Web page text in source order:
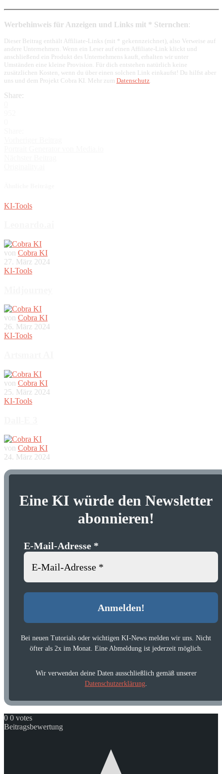
Werbehinweis für Anzeigen und Links mit * Sternchen:
Dieser Beitrag enthält Affiliate-Links (mit * gekennzeichnet), also Verweise auf
andere Unternehmen. Wenn ein Leser auf einen Affiliate-Link klickt und
anschließend ein Produkt des Unternehmens kauft, erhalten wir unter
Umständen eine kleine Provision. Für dich entstehen natürlich keine
zusätzlichen Kosten, wenn du über einen solchen Link einkaufst! Du hilfst aber
uns und dem Projekt Cobra KI. Mehr zum Datenschutz.
Share:
KI-Tools
von Cobra KI
27. März 2024
KI-Tools
von Cobra KI
26. März 2024
KI-Tools
von Cobra KI
25. März 2024
KI-Tools
von Cobra KI
24. März 2024
Eine KI würde den Newsletter
abonnieren!
E-Mail-Adresse *
Bei neuen Tutorials oder wichtigen KI-News melden wir uns. Nicht
öfter als 2x im Monat. Eine Abmeldung ist jederzeit möglich.
Wir verwenden deine Daten ausschließlich gemäß unserer
Datenschutzerklärung.
0 0 votes
Beitragsbewertung